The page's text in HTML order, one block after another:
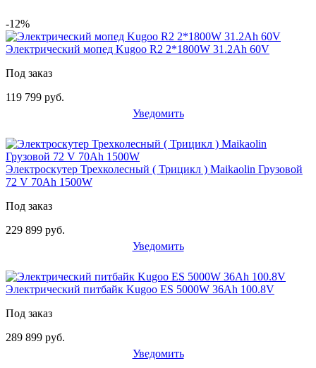
-12%
Электрический мопед Kugoo R2 2*1800W 31.2Ah 60V
Под заказ
119 799 руб.
Уведомить
Электроскутер Трехколесный ( Трицикл ) Maikaolin Грузовой
72 V 70Ah 1500W
Под заказ
229 899 руб.
Уведомить
Электрический питбайк Kugoo ES 5000W 36Ah 100.8V
Под заказ
289 899 руб.
Уведомить